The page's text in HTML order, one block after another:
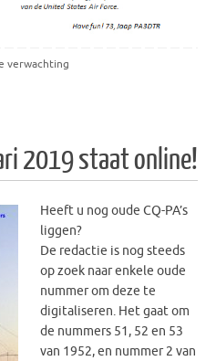
verwachting
2019 staat online!
Heeft u nog oude CQ-PA’s
liggen?
De redactie is nog steeds
op zoek naar enkele oude
nummer om deze te
digitaliseren. Het gaat om
de nummers 51, 52 en 53
van 1952, en nummer 2 van